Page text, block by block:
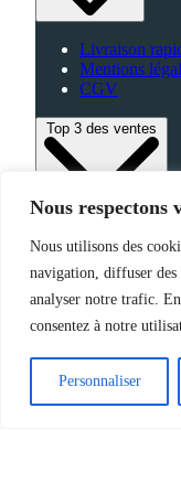
Nous respectons
Nous utilisons des
navigation, diffuser des
analyser notre trafic.
consentez à notre
Personnaliser
Livraison
Mentions
CGV
Top 3 des ventes
High-Tech
Fabriqué en